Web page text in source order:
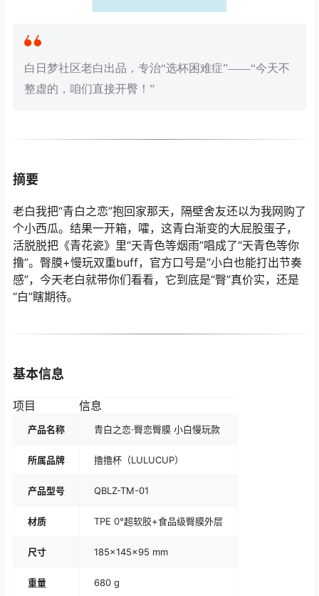
白日梦社区老白出品，专治“选杯困难症”——“今天不
整虚的，咱们直接开臀！”
摘要
老白我把“青白之恋”抱回家那天，隔壁舍友还以为我网购了
个小西瓜。结果一开箱，嚯，这青白渐变的大屁股蛋子，
活脱脱把《青花瓷》里“天青色等烟雨”唱成了“天青色等你
撸”。臀膜+慢玩双重buff，官方口号是“小白也能打出节奏
感”，今天老白就带你们看看，它到底是“臀”真价实，还是
“白”瞎期待。
基本信息
项目 信息
产品名称 青白之恋·臀恋臀膜 小白慢玩款
所属品牌 撸撸杯（LULUCUP）
产品型号 QBLZ-TM-01
材质 TPE 0°超软胶+食品级臀膜外层
尺寸 185×145×95 mm
重量 680 g